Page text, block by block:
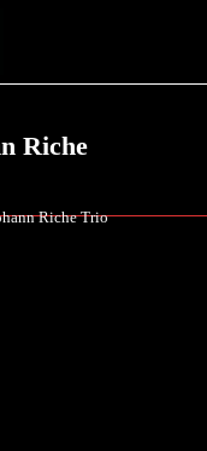
Riche
Riche Trio